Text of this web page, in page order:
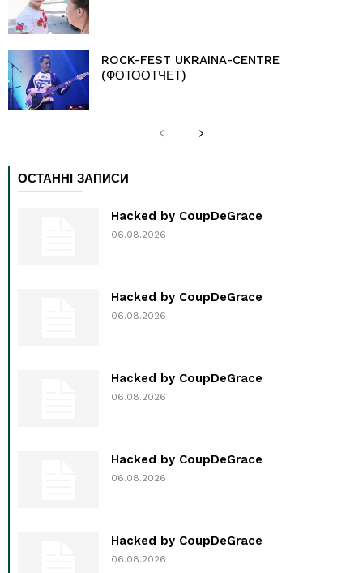
ROCK-FEST UKRAINA-CENTRE
(ФОТООТЧЕТ)
ОСТАННІ ЗАПИСИ
Hacked by CoupDeGrace
06.08.2026
Hacked by CoupDeGrace
06.08.2026
Hacked by CoupDeGrace
06.08.2026
Hacked by CoupDeGrace
06.08.2026
Hacked by CoupDeGrace
06.08.2026